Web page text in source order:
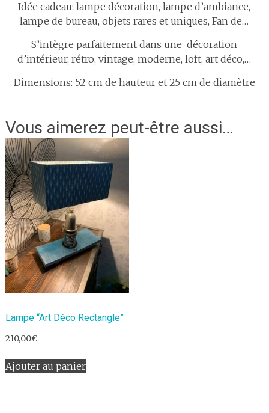
Idée cadeau: lampe décoration, lampe d’ambiance,
lampe de bureau, objets rares et uniques, Fan de…
S’intègre parfaitement dans une décoration
d’intérieur, rétro, vintage, moderne, loft, art déco,…
Dimensions: 52 cm de hauteur et 25 cm de diamètre
Vous aimerez peut-être aussi…
Lampe “Art Déco Rectangle”
210,00€
Ajouter au panier